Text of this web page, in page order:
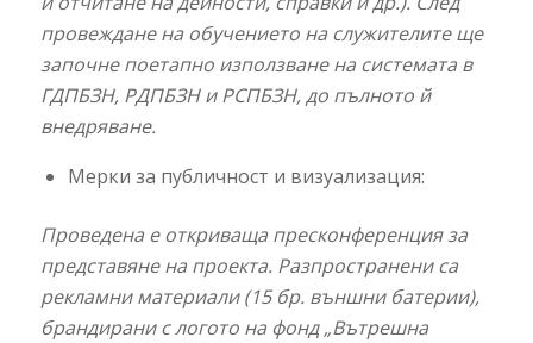
провеждане на обучението на служителите ще
започне поетапно използване на системата в
ГДПБЗН, РДПБЗН и РСПБЗН, до пълното й
внедряване.
Мерки за публичност и визуализация:
Проведена е откриваща пресконференцияза
представяне на проекта. Разпространени са
рекламни материали (15 бр. външни батерии),
брандирани с логото на фонд „Вътрешна